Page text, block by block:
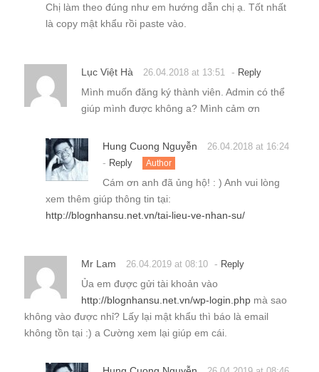
Chị làm theo đúng như em hướng dẫn chị ạ. Tốt nhất
là copy mật khẩu rồi paste vào.
Lục Việt Hà 26.04.2018 at 13:51 - Reply
Mình muốn đăng ký thành viên. Admin có thể
giúp mình được không a? Mình cảm ơn
Hung Cuong Nguyễn 26.04.2018 at 16:24
- Reply Author
Cám ơn anh đã ủng hộ! : ) Anh vui lòng
xem thêm giúp thông tin tại:
http://blognhansu.net.vn/tai-lieu-ve-nhan-su/
Mr Lam 26.04.2019 at 08:10 - Reply
Ủa em được gửi tài khoản vào
http://blognhansu.net.vn/wp-login.php mà sao
không vào được nhỉ? Lấy lại mật khẩu thì báo là email
không tồn tại :) a Cường xem lại giúp em cái.